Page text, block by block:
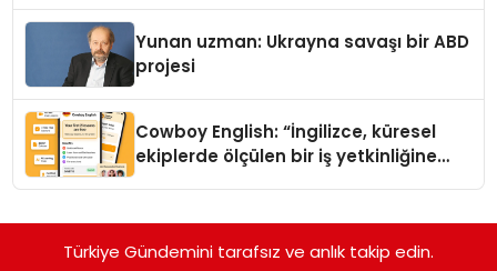
Yunan uzman: Ukrayna savaşı bir ABD
projesi
Cowboy English: “İngilizce, küresel
ekiplerde ölçülen bir iş yetkinliğine
Türkiye Gündemini tarafsız ve anlık takip edin.